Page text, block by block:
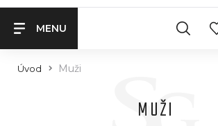
MENU
Úvod Muži
MUŽI